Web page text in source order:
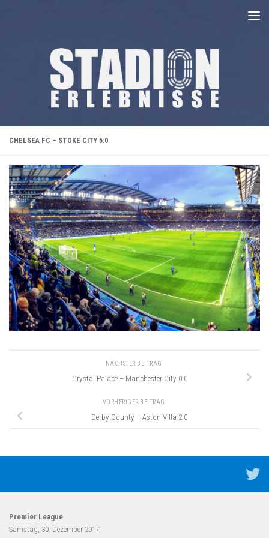
CHELSEA FC – STOKE CITY 5:0
NÄCHSTER BEITRAG
Crystal Palace – Manchester City 0:0
VORHERIGER BEITRAG
Derby County – Aston Villa 2:0
Premier League
Samstag, 30. Dezember 2017,